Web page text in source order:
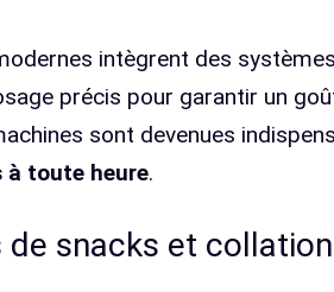
intègrent des
précis pour garantir un
sont devenues
à toute heure.
de snacks et